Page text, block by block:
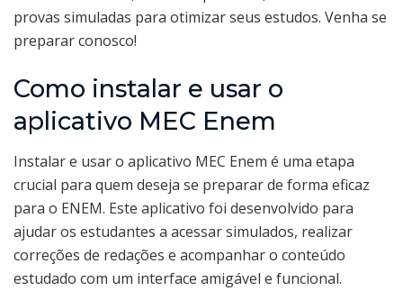
provas simuladas para otimizar seus estudos. Venha se
preparar conosco!
Como instalar e usar o
aplicativo MEC Enem
Instalar e usar o aplicativo MEC Enem é uma etapa
crucial para quem deseja se preparar de forma eficaz
para o ENEM. Este aplicativo foi desenvolvido para
ajudar os estudantes a acessar simulados, realizar
correções de redações e acompanhar o conteúdo
estudado com um interface amigável e funcional.